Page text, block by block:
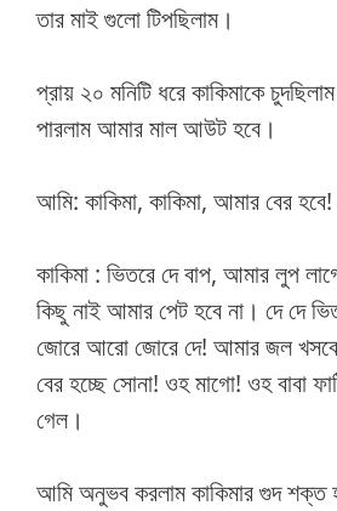
তার মাই গুলো টিপছিলাম।
প্রায় ২০ মনিটি ধরে কাকিমাকে
পারলাম আমার মাল আউট হবে।
আমি: কাকিমা, কাকিমা, আমার বের হবে!
কাকিমা : ভিতরে দে বাপ, আমার লুপ
কিছু নাই আমার পেট হবে না। দে দে
জোরে আরো জোরে দে! আমার জল
বের হচ্ছে সোনা! ওহ মাগো! ওহ বাবা
গেল।
আমি অনুভব করলাম কাকিমার গুদ